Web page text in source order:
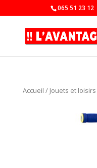
065 51 23 12
Accueil / Jouets et loisirs